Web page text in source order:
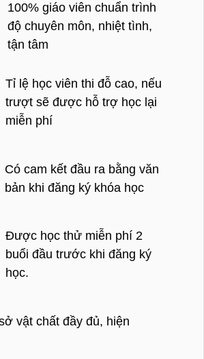
100% giáo viên chuẩn trình
độ chuyên môn, nhiệt tình,
tận tâm
Tỉ lệ học viên thi đỗ cao, nếu
trượt sẽ được hỗ trợ học lại
miễn phí
Có cam kết đầu ra bằng văn
bản khi đăng ký khóa học
Được học thử miễn phí 2
buổi đầu trước khi đăng ký
học.
vật chất đầy đủ, hiện